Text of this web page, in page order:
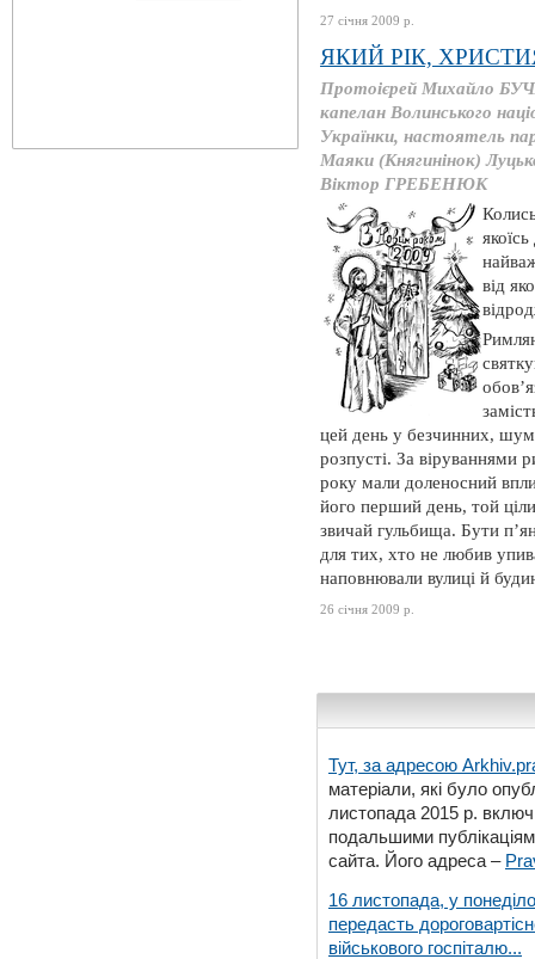
27 січня 2009 р.
ЯКИЙ РІК,
Протоієрей Михайло
капелан Волинського
Українки, настоятель
Маяки (Княгинінок)
Віктор ГРЕБЕНЮК
від
цей день у безчинних,
розпусті. За віруваннями
року мали доленосний
його перший день, той
звичай гульбища. Бути
для тих, хто не любив
наповнювали вулиці й
26 січня 2009 р.
Тут, за адресою
матеріали, які було
листопада 2015 р.
подальшими
сайта. Його адреса –
16 листопада, у
передасть
військового госпіталю...